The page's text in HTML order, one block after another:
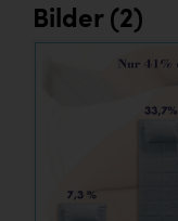
Bilder (2)